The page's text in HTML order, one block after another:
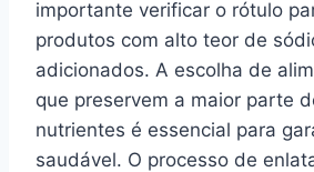
importante verificar o rótulo
produtos com alto teor de
adicionados. A escolha de
que preservem a maior parte
nutrientes é essencial para
saudável. O processo de